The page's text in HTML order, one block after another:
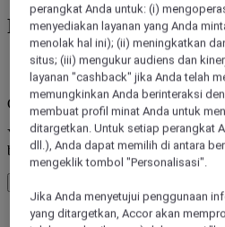
Pesan hotel dari 45+
kesalahan
Core booking engine
You’ll be redirected to Accor website
book your stay
kesalahan
perangkat Anda untuk: (i)
menyediakan layanan yang Anda
menolak hal ini); (ii) meningkatkan
situs; (iii) mengukur audiens dan
layanan "cashback" jika Anda telah
memungkinkan Anda berinteraksi
membuat profil minat Anda untuk
ditargetkan. Untuk setiap perangkat
dll.), Anda dapat memilih di antara
mengeklik tombol "Personalisasi".
Jika Anda menyetujui penggunaan
yang ditargetkan, Accor akan